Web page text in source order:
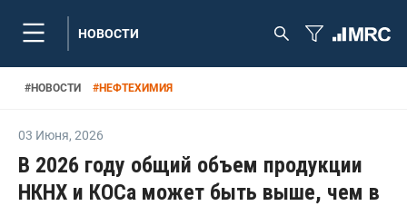
НОВОСТИ
#НОВОСТИ #НЕФТЕХИМИЯ
03 Июня, 2026
В 2026 году общий объем продукции
НКНХ и КОСа может быть выше, чем в